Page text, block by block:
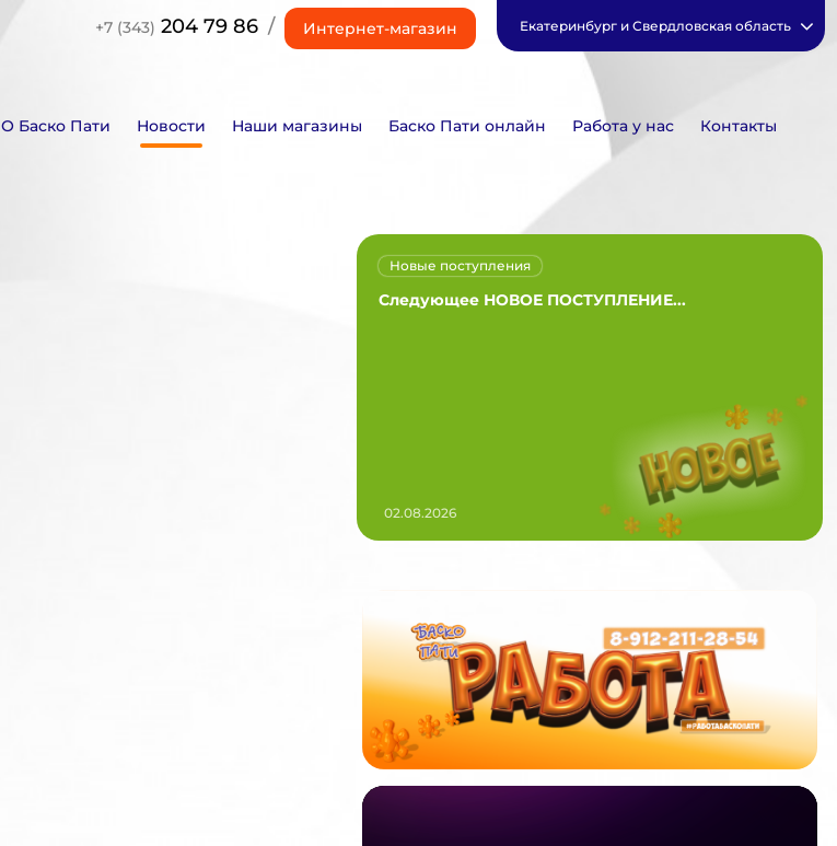
+7 (343) 204 79 86 / Интернет-магазин Екатеринбург и Свердловская область
О Баско Пати Новости Наши магазины Баско Пати онлайн Работа у нас Контакты
Следующее НОВОЕ ПОСТУПЛЕНИЕ...
Новые поступления
02.08.2026